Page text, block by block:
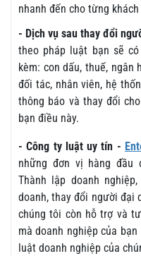
nhanh đến cho từng khách
- Dịch vụ sau thay đổi
theo pháp luật bạn sẽ
kèm: con dấu, thuế, ngân
đối tác, nhân viên, hệ
thông báo và thay đổi
bạn điều này.
- Công ty luật uy tín -
những đơn vị hàng đầu
Thành lập doanh
doanh, thay đổi người đại
chúng tôi còn hỗ trợ và
mà doanh nghiệp của
luật doanh nghiệp của